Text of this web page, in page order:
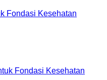
Fondasi Kesehatan